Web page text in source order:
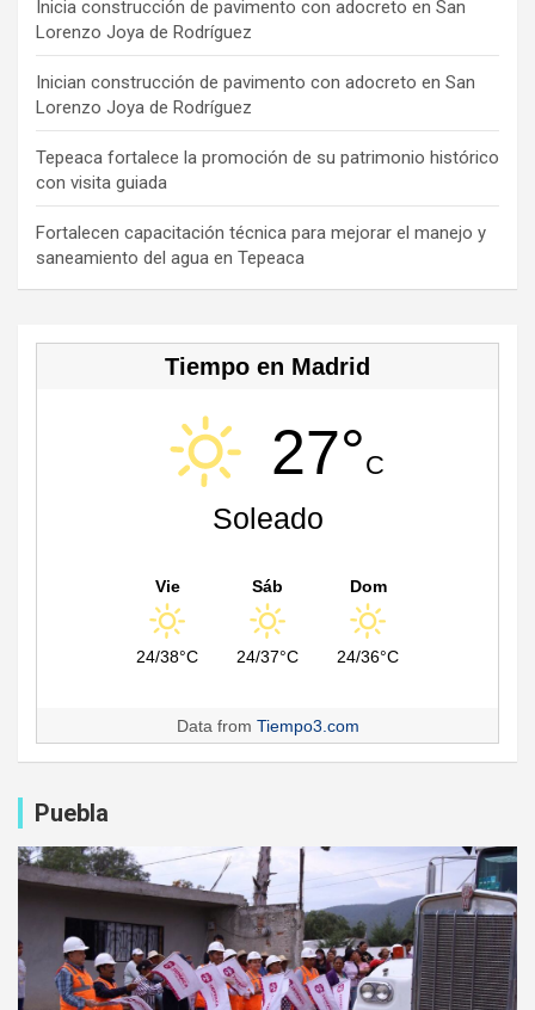
o
k
s m
b
e
C
h
a
n
n
el
Inicia construcción de pavimento con adocreto en San
Lorenzo Joya de Rodríguez
Inician construcción de pavimento con adocreto en San
Lorenzo Joya de Rodríguez
Tepeaca fortalece la promoción de su patrimonio histórico
con visita guiada
Fortalecen capacitación técnica para mejorar el manejo y
saneamiento del agua en Tepeaca
Tiempo en Madrid
27°C
Soleado
Vie
24/38°C
Sáb
24/37°C
Dom
24/36°C
Data from Tiempo3.com
Puebla